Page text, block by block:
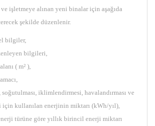
işletmeye alınan yeni binalar için aşağıda
şekilde düzenlenir.
bilgiler,
bilgileri,
( m² ),
soğutulması, iklimlendirmesi, havalandırması ve
için kullanılan enerjinin miktarı (kWh/yıl),
türüne göre yıllık birincil enerji miktarı